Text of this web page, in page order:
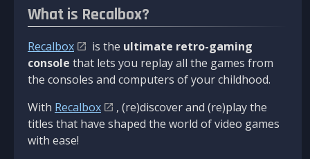
What is Recalbox?
Recalbox is the ultimate retro-gaming
console that lets you replay all the games from
the consoles and computers of your childhood.
With Recalbox
, (re)discover and (re)play the
titles that have shaped the world of video games
with ease!